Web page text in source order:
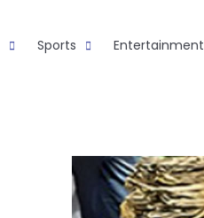
Sports Entertainment